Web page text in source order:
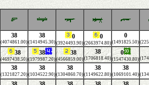
38
(4074861.00)
38
(1414945.30)
0
(3924493.90)
0
(2663974.80)
0
(1491825.50)
38
(4697438.50)
38
(1979987.20)
38
(4566859.00)
38
(1706818.40)
0
(1547430.80)
38
(1321827.20)
38
(1034522.90)
38
(1304860.70)
38
(1149622.80)
38
(1069101.40)